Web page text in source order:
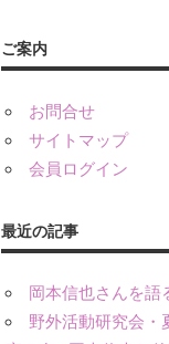
ご案内
お問合せ
サイトマップ
会員ログイン
最近の記事
岡本信也さんを
野外活動研究会